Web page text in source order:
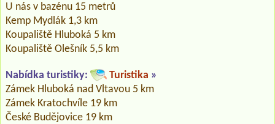
U nás v bazénu 15 metrů
Kemp Mydlák 1,3 km
Koupaliště Hluboká 5 km
Koupaliště Olešník 5,5 km
Nabídka turistiky: Turistika »
Zámek Hluboká nad Vltavou 5 km
Zámek Kratochvíle 19 km
České Budějovice 19 km